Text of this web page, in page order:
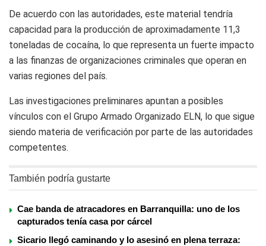
De acuerdo con las autoridades, este material tendría
capacidad para la producción de aproximadamente 11,3
toneladas de cocaína, lo que representa un fuerte impacto
a las finanzas de organizaciones criminales que operan en
varias regiones del país.
Las investigaciones preliminares apuntan a posibles
vínculos con el Grupo Armado Organizado ELN, lo que sigue
siendo materia de verificación por parte de las autoridades
competentes.
También podría gustarte
Cae banda de atracadores en Barranquilla: uno de los
capturados tenía casa por cárcel
Sicario llegó caminando y lo asesinó en plena terraza: